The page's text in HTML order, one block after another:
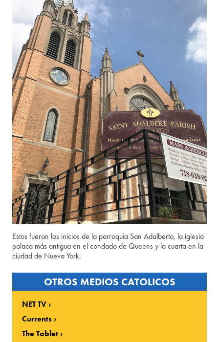
Estos fueron los inicios de la parroquia San Adalberto, la iglesia
polaca más antigua en el condado de Queens y la cuarta en la
ciudad de Nueva York.
OTROS MEDIOS CATOLICOS
NET TV
Currents
The Tablet